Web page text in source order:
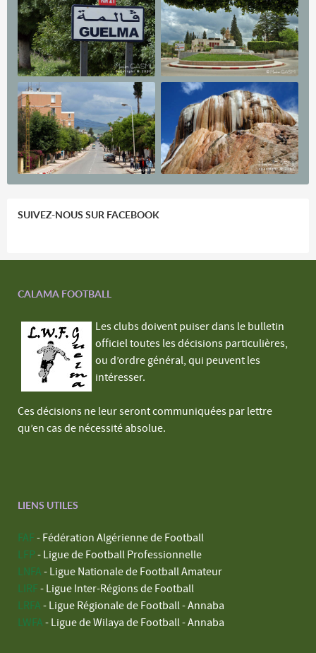
SUIVEZ-NOUS SUR FACEBOOK
CALAMA FOOTBALL
Les clubs doivent puiser dans le bulletin
officiel toutes les décisions particulières,
ou d’ordre général, qui peuvent les
intéresser.
Ces décisions ne leur seront communiquées par lettre
qu’en cas de nécessité absolue.
LIENS UTILES
FAF - Fédération Algérienne de Football
LFP - Ligue de Football Professionnelle
LNFA - Ligue Nationale de Football Amateur
LIRF - Ligue Inter-Régions de Football
LRFA - Ligue Régionale de Football - Annaba
LWFA - Ligue de Wilaya de Football - Annaba